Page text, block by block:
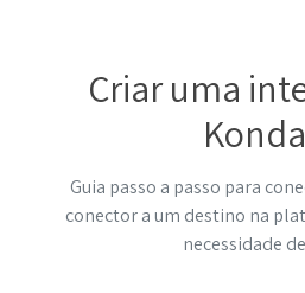
Criar uma
Guia passo a passo para
conector a um destino na
necessidade